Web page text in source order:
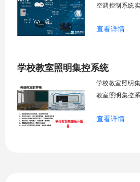
空调控制系统
管理全校空调
警。管理人员
工巡检工作量
查看详情
学校教室照明集控系统
学校教室照明
教室照明集控
关、按需调光
查看详情